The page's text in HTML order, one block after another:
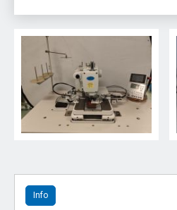
Info